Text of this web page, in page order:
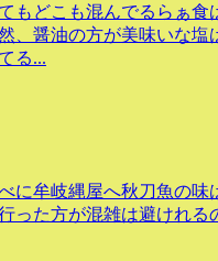
もどこも混んでるらぁ
、醤油の方が美味いな
る...
に牟岐縄屋へ秋刀魚の
った方が混雑は避けれ